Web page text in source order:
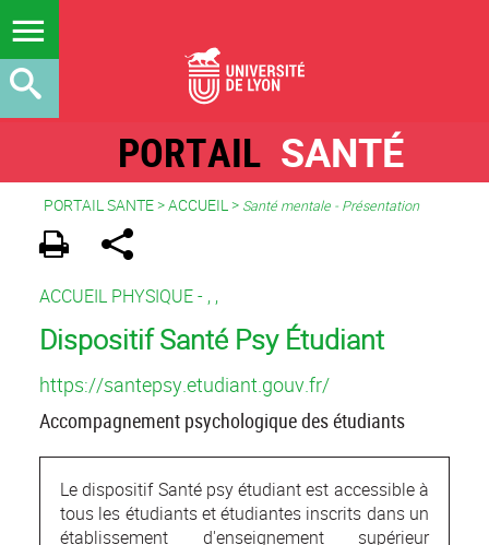
PORTAIL SANTÉ
PORTAIL SANTE>ACCUEIL> Santé mentale - Présentation
ACCUEIL PHYSIQUE - , ,
Dispositif Santé Psy Étudiant
https://santepsy.etudiant.gouv.fr/
Accompagnement psychologique des étudiants
Le dispositif Santé psy étudiant est accessible à
tous les étudiants et étudiantes inscrits dans un
établissement d'enseignement supérieur